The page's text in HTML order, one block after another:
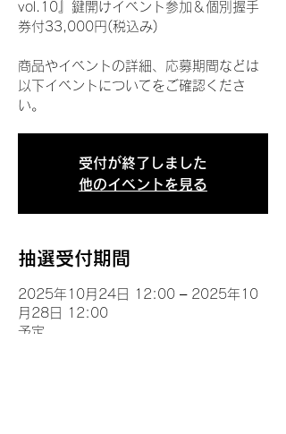
vol.10』鍵開けイベント参加＆個別握手
券付33,000円(税込み)
商品やイベントの詳細、応募期間などは
以下イベントについてをご確認くださ
い。
受付が終了しました
他のイベントを見る
抽選受付期間
2025年10月24日 12:00 – 2025年10
月28日 12:00
予定